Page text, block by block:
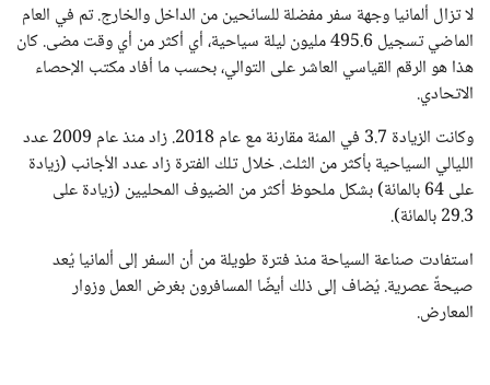
لا تزال ألمانيا وجهة سفر مفضلة للسائحين من الداخل والخارج. تم في العام
الماضي تسجيل 495.6 مليون ليلة سياحية، أي أكثر من أي وقت مضى. كان
هذا هو الرقم القياسي العاشر على التوالي، بحسب ما أفاد مكتب الإحصاء
الاتحادي.
وكانت الزيادة 3.7 في المئة مقارنة مع عام 2018. زاد منذ عام 2009 عدد
الليالي السياحية بأكثر من الثلث. خلال تلك الفترة زاد عدد الأجانب (زيادة
على 64 بالمائة) بشكل ملحوظ أكثر من الضيوف المحليين (زيادة على
29.3 بالمائة).
استفادت صناعة السياحة منذ فترة طويلة من أن السفر إلى ألمانيا يُعد
صيحةً عصرية. يُضاف إلى ذلك أيضًا المسافرون بغرض العمل وزوار
المعارض.